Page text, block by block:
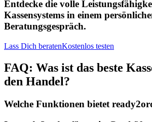
Entdecke die volle
Kassensystems in einem
Beratungsgespräch.
Lass Dich beratenKostenlos testen
FAQ: Was ist das beste
den Handel?
Welche Funktionen bietet